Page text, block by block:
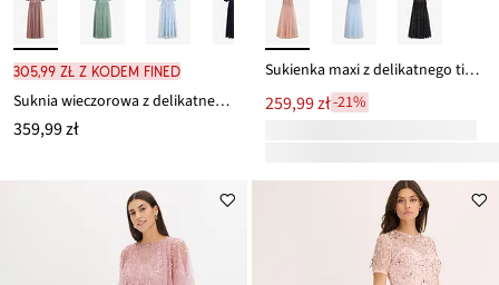
305,99 zł z kodem FINED
Suknia wieczorowa z delikatnego tiulu z aplikacją z cekinów
359,99 zł
Sukienka maxi z delikatnego tiulu z aplikacją z cekinami
259,99 zł-21%